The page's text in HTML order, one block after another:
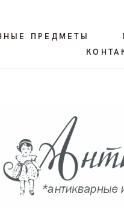
ПРЕДМЕТЫ